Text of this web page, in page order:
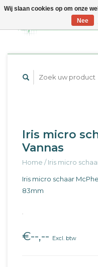
Iris micro
Vannas
Home /Iris micro
Iris micro schaar
83mm
€--,-- Excl. btw
Wij slaan cookies op om onze
Nee